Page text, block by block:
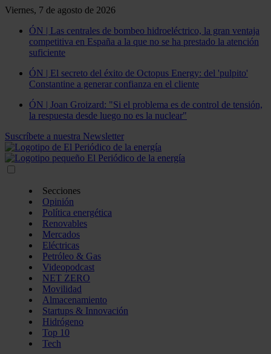
Viernes, 7 de agosto de 2026
ÓN | Las centrales de bombeo hidroeléctrico, la gran ventaja
competitiva en España a la que no se ha prestado la atención
suficiente
ÓN | El secreto del éxito de Octopus Energy: del 'pulpito'
Constantine a generar confianza en el cliente
ÓN | Joan Groizard: "Si el problema es de control de tensión,
la respuesta desde luego no es la nuclear"
Suscríbete a nuestra Newsletter
Secciones
Opinión
Política energética
Renovables
Mercados
Eléctricas
Petróleo & Gas
Videopodcast
NET ZERO
Movilidad
Almacenamiento
Startups & Innovación
Hidrógeno
Top 10
Tech